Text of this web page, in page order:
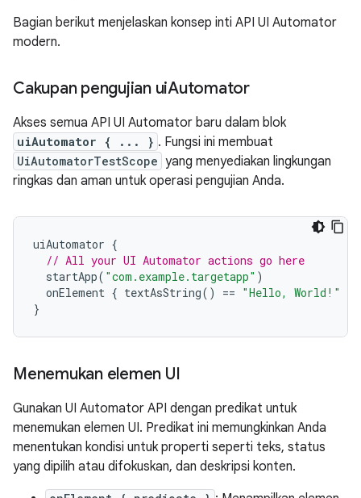
Bagian berikut menjelaskan konsep inti API UI Automator
modern.
Cakupan pengujian uiAutomator
Akses semua API UI Automator baru dalam blok
uiAutomator { ... } . Fungsi ini membuat
UiAutomatorTestScope yang menyediakan lingkungan
ringkas dan aman untuk operasi pengujian Anda.
uiAutomator {
// All your UI Automator actions go here
startApp( "com.example.targetapp" )
onElement { textAsString() == "Hello, World!"
}
Menemukan elemen UI
Gunakan UI Automator API dengan predikat untuk
menemukan elemen UI. Predikat ini memungkinkan Anda
menentukan kondisi untuk properti seperti teks, status
yang dipilih atau difokuskan, dan deskripsi konten.